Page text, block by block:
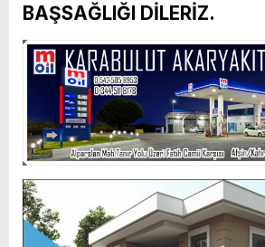
BAŞSAĞLIĞI DİLERİZ.